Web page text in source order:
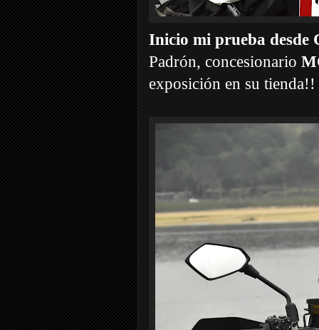
Inicio mi prueba desde
Padrón, concesionario
exposición en su tienda!!